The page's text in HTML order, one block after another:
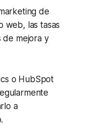
de
web, las tasas
de mejora y
o HubSpot
a